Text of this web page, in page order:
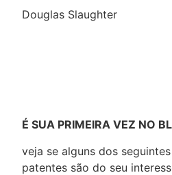
Douglas Slaughter
É SUA PRIMEIRA VEZ NO
veja se alguns dos
patentes são do seu